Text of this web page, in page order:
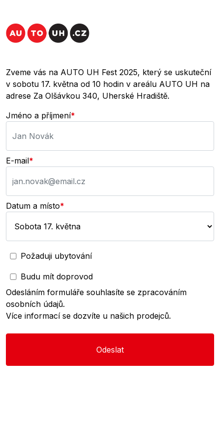
Zveme vás na AUTO UH Fest 2025, který se uskuteční
v sobotu 17. května od 10 hodin v areálu AUTO UH na
adrese Za Olšávkou 340, Uherské Hradiště.
Jméno a příjmení*
E-mail*
Datum a místo*
Požaduji ubytování
Budu mít doprovod
Odesláním formuláře souhlasíte se zpracováním
osobních údajů.
Více informací se dozvíte u našich prodejců.
Odeslat